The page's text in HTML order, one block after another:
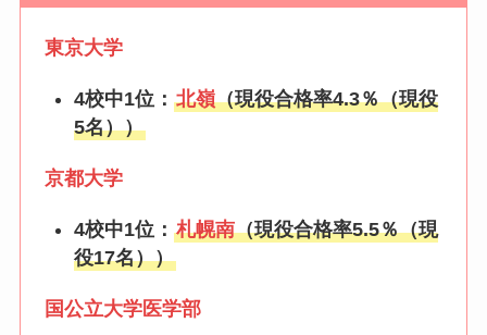
東京大学
4校中1位：北嶺（現役合格率4.3％（現役
5名））
京都大学
4校中1位：札幌南（現役合格率5.5％（現
役17名））
国公立大学医学部